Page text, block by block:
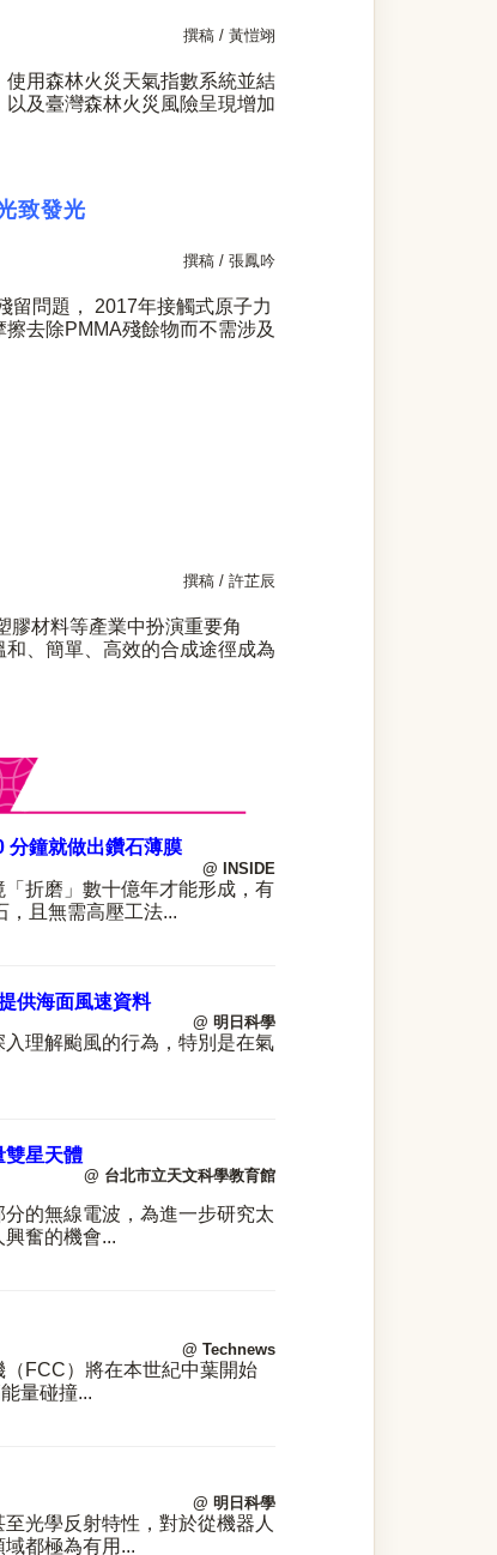
撰稿 / 黃愷翊
用森林火災天氣指數系統並結
及臺灣森林火災風險呈現增加
致發光
撰稿 / 張鳳吟
留問題， 2017年接觸式原子力
擦去除PMMA殘餘物而不需涉及
撰稿 / 許芷辰
膠材料等產業中扮演重要角
、簡單、高效的合成途徑成為
分鐘就做出鑽石薄膜
@ INSIDE
折磨」數十億年才能形成，有
，且無需高壓工法...
供海面風速資料
@ 明日科學
入理解颱風的行為，特別是在氣
雙星天體
@ 台北市立天文科學教育館
的無線電波，為進一步研究太
興奮的機會...
@ Technews
（ FCC）將在本世紀中葉開始
量碰撞...
@ 明日科學
光學反射特性，對於從機器人
都極為有用 ...